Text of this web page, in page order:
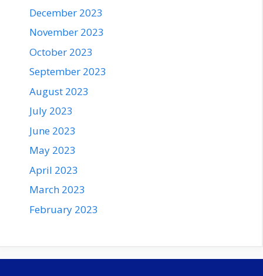
December 2023
November 2023
October 2023
September 2023
August 2023
July 2023
June 2023
May 2023
April 2023
March 2023
February 2023